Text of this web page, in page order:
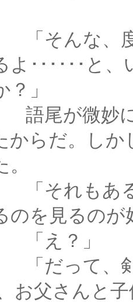
度々訪ね
よ･･････と
」
に尖った
からだ。し
るけど･･
のを見るのが
」
剣心口調
お父さんと